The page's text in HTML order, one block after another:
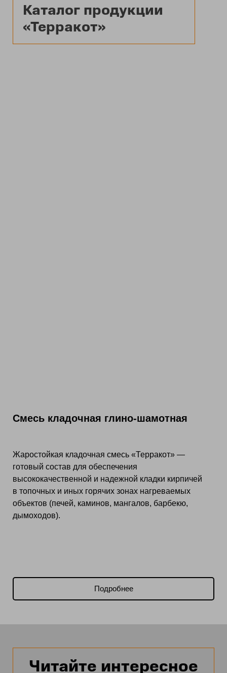
Смесь кладочная глино-шамотная
Жаростойкая кладочная смесь «Терракот» —
готовый состав для обеспечения
высококачественной и надежной кладки кирпичей
в топочных и иных горячих зонах нагреваемых
объектов (печей, каминов, мангалов, барбекю,
дымоходов).
Подробнее
Каталог продукции
«Терракот»
Читайте интересное